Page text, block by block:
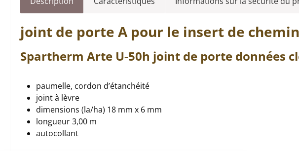
joint de porte A pour le insert de
Spartherm Arte U-50h joint de porte données
paumelle, cordon d’étanchéité
joint à lèvre
dimensions (la/ha) 18 mm x 6 mm
longueur 3,00 m
autocollant